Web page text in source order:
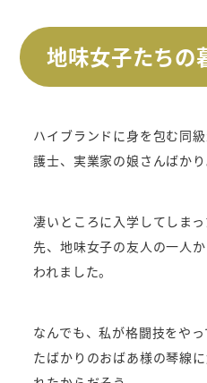
地味女子たちの
ハイブランドに身を包む同
護士、実業家の娘さんばかり
凄いところに入学してしま
先、地味女子の友人の一人
われました。
なんでも、私が格闘技をや
たばかりのおばあ様の琴線